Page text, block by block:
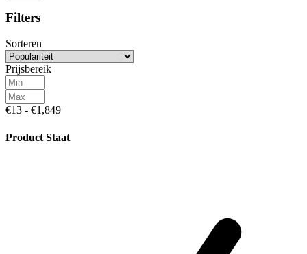
Filters
Sorteren
Prijsbereik
€13 - €1,849
Product Staat